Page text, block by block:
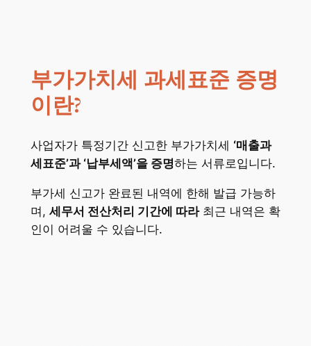
부가가치세 과세표준 증명
이란?
사업자가 특정기간 신고한 부가가치세 ‘매출과
세표준’과 ‘납부세액’을 증명하는 서류로입니다.
부가세 신고가 완료된 내역에 한해 발급 가능하
며, 세무서 전산처리 기간에 따라최근 내역은 확
인이 어려울 수 있습니다.